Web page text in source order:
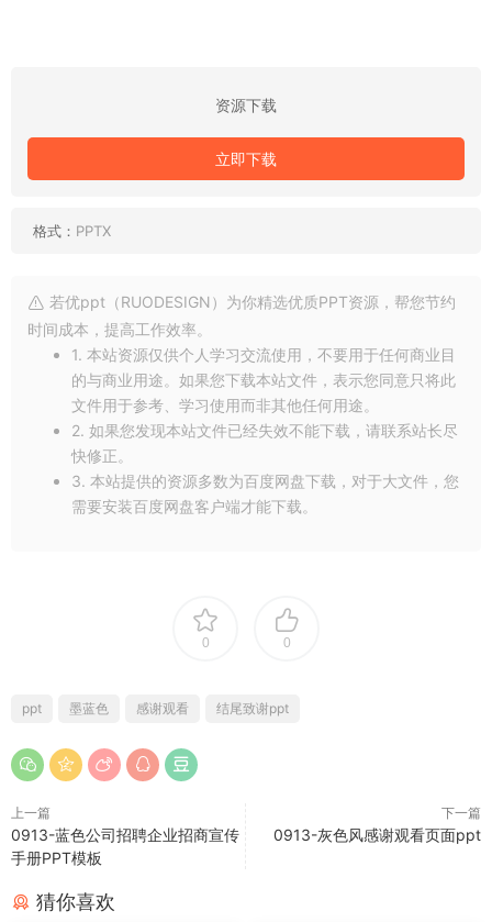
资源下载
立即下载
格式： PPTX
若优ppt（RUODESIGN）为你精选优质PPT资源，帮您节约
时间成本，提高工作效率。
1. 本站资源仅供个人学习交流使用，不要用于任何商业目
的与商业用途。如果您下载本站文件，表示您同意只将此
文件用于参考、学习使用而非其他任何用途。
2. 如果您发现本站文件已经失效不能下载，请联系站长尽
快修正。
3. 本站提供的资源多数为百度网盘下载，对于大文件，您
需要安装百度网盘客户端才能下载。
0 0
ppt 墨蓝色 感谢观看 结尾致谢ppt
上一篇
0913-蓝色公司招聘企业招商宣传
手册PPT模板
下一篇
0913-灰色风感谢观看页面ppt
猜你喜欢